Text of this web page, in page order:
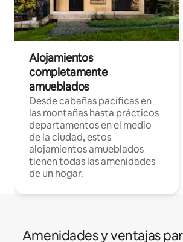
Alojamientos
completamente
amueblados
Desde cabañas pacíficas en
las montañas hasta prácticos
departamentos en el medio
de la ciudad, estos
alojamientos amueblados
tienen todas las amenidades
de un hogar.
Amenidades y ventajas